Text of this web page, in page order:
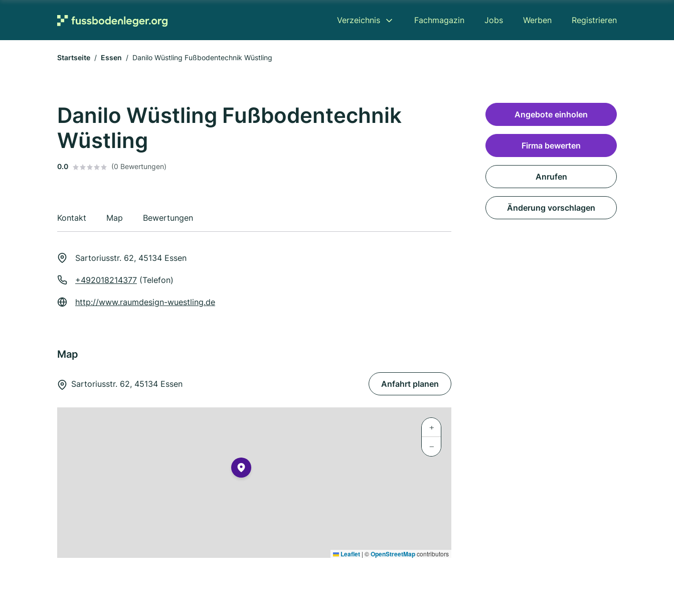
Verzeichnis Fachmagazin Jobs Werben Registrieren
Startseite Essen Danilo Wüstling Fußbodentechnik Wüstling
Danilo Wüstling Fußbodentechnik
Wüstling
0.0 (0 Bewertungen)
Kontakt Map Bewertungen
Sartoriusstr. 62, 45134 Essen
+492018214377 (Telefon)
http://www.raumdesign-wuestling.de
Map
Sartoriusstr. 62, 45134 Essen Anfahrt planen
+
−
Leaflet | ©OpenStreetMapcontributors
Angebote einholen
Firma bewerten
Anrufen
Änderung vorschlagen